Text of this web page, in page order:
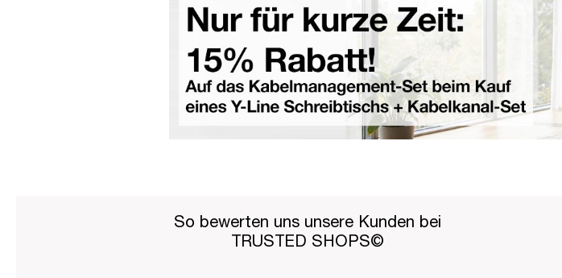
So bewerten uns unsere Kunden bei
TRUSTED SHOPS©